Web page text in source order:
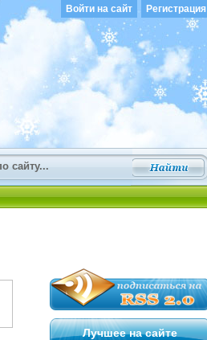
Войти на сайт Регистрация
Лучшее на сайте